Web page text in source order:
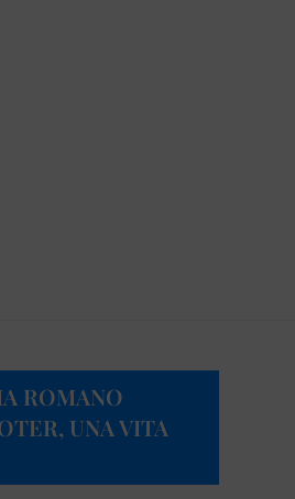
ROMANO
UNA VITA